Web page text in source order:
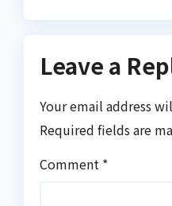
Leave a
Your email address
Required fields are
Comment *